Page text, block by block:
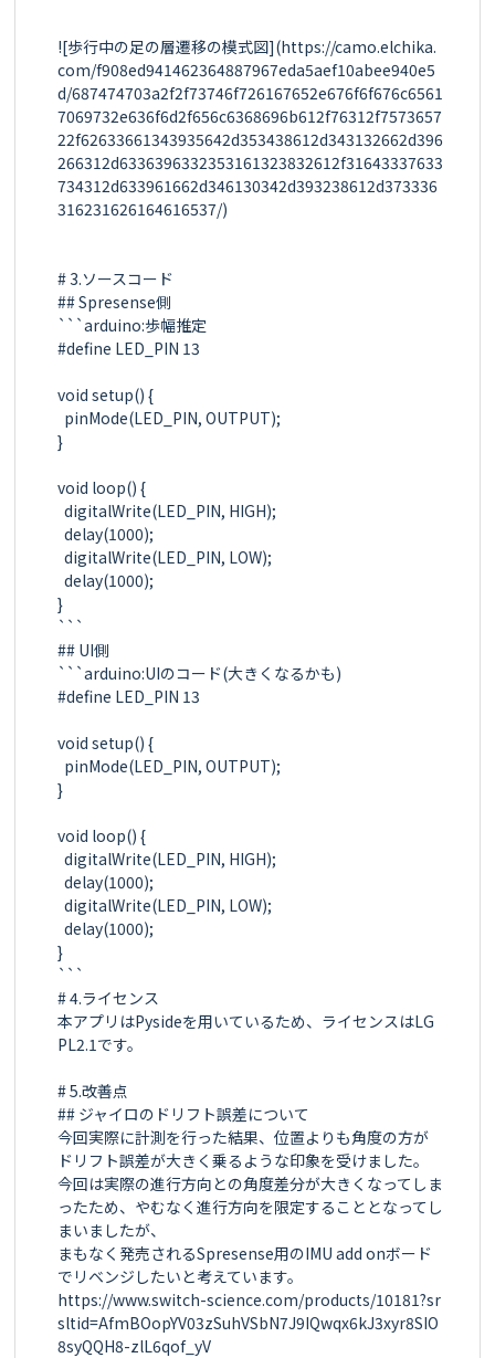
![歩行中の足の層遷移の模式図](https://camo.elchika.
com/f908ed941462364887967eda5aef10abee940e5
d/687474703a2f2f73746f726167652e676f6f676c6561
7069732e636f6d2f656c6368696b612f76312f7573657
22f62633661343935642d353438612d343132662d396
266312d6336396332353161323832612f31643337633
734312d633961662d346130342d393238612d373336
316231626164616537/)
# 3.ソースコード
## Spresense側
```arduino:歩幅推定
#define LED_PIN 13
void setup() {
}
void loop() {
  digitalWrite(LED_PIN, HIGH);
  delay(1000);
  digitalWrite(LED_PIN, LOW);
  delay(1000);
}
```
## UI側
```arduino:UIのコード(大きくなるかも)
#define LED_PIN 13
void setup() {
}
void loop() {
  digitalWrite(LED_PIN, HIGH);
  delay(1000);
  digitalWrite(LED_PIN, LOW);
  delay(1000);
}
```
# 4.ライセンス
本アプリはPysideを用いているため、ライセンスはLG
PL2.1です。
# 5.改善点
## ジャイロのドリフト誤差について
今回実際に計測を行った結果、位置よりも角度の方が
ドリフト誤差が大きく乗るような印象を受けました。
今回は実際の進行方向との角度差分が大きくなってしま
ったため、やむなく進行方向を限定することとなってし
まいましたが、
まもなく発売されるSpresense用のIMU add onボード
でリベンジしたいと考えています。
https://www.switch-science.com/products/10181?sr
sltid=AfmBOopYV03zSuhVSbN7J9IQwqx6kJ3xyr8SIO
8syQQH8-zlL6qof_yV